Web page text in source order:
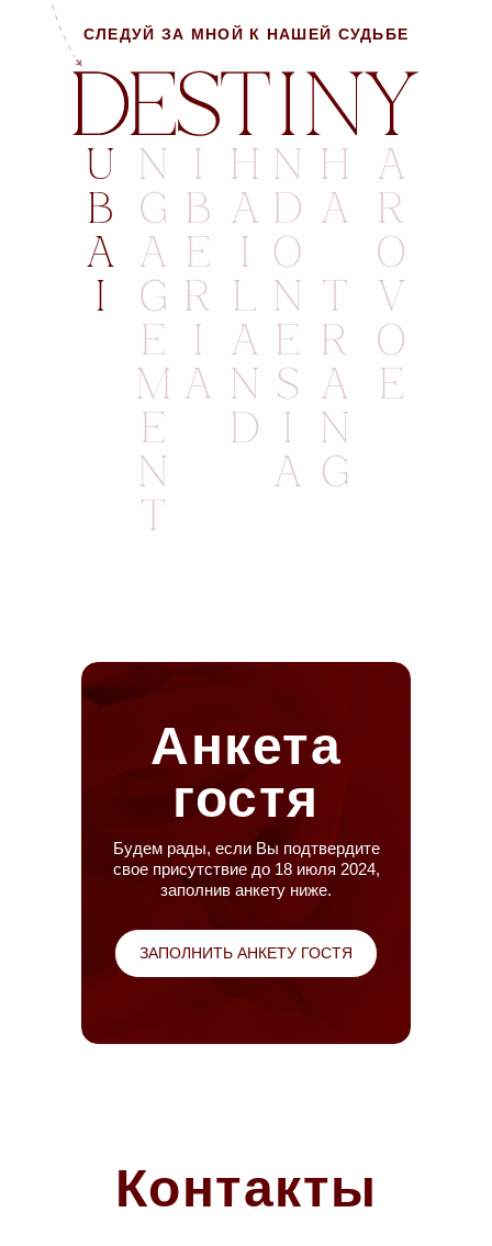
СЛЕДУЙ ЗА МНОЙ К НАШЕЙ СУДЬБЕ
Анкета
гостя
Будем рады, если Вы подтвердите
свое присутствие до 18 июля 2024,
заполнив анкету ниже.
ЗАПОЛНИТЬ АНКЕТУ ГОСТЯ
Контакты